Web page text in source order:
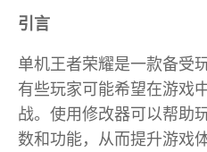
引言
单机王者荣耀是一款备受
有些玩家可能希望在游戏
战。使用修改器可以帮助
数和功能，从而提升游戏